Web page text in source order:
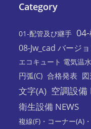
Category
01-配管及び継手
08-Jw_cad バージ
エコキュート 電気温
円弧(C) 合格発表
文字(A) 空調設備
衛生設備 NEWS
複線(F)・コーナー(A)